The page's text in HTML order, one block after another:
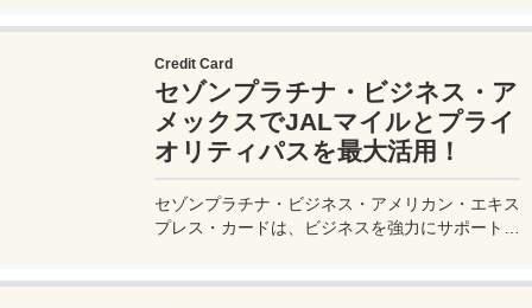
Credit Card
セゾンプラチナ・ビジネス・ア
メックスでJALマイルとプライ
オリティパスを最大活用！
セゾンプラチナ・ビジネス・アメリカン・エキス
プレス・カードは、ビジネスを強力にサポートす